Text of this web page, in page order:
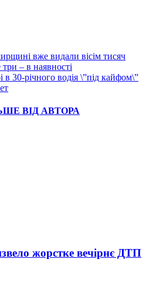
вже видали вісім тисяч
– в наявності
30-річного водія \”під кайфом\”
ВІД АВТОРА
жорстке вечірнє ДТП